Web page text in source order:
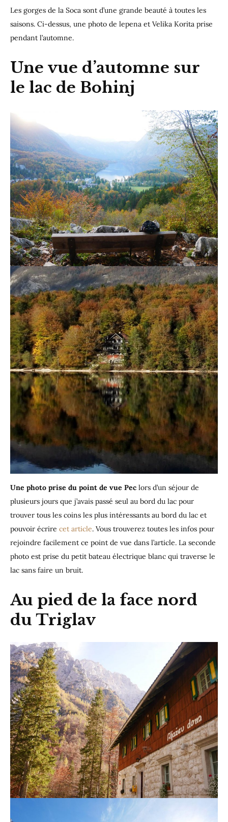
Les gorges de la Soca sont d’une grande beauté à toutes les
saisons. Ci-dessus, une photo de lepena et Velika Korita prise
pendant l’automne.
Une vue d’automne sur
le lac de Bohinj
Une photo prise du point de vue Pec lors d’un séjour de
plusieurs jours que j’avais passé seul au bord du lac pour
trouver tous les coins les plus intéressants au bord du lac et
pouvoir écrire cet article. Vous trouverez toutes les infos pour
rejoindre facilement ce point de vue dans l’article. La seconde
photo est prise du petit bateau électrique blanc qui traverse le
lac sans faire un bruit.
Au pied de la face nord
du Triglav